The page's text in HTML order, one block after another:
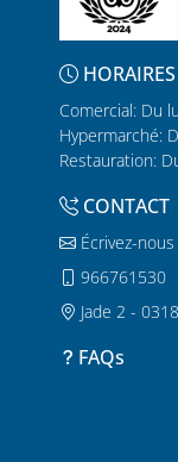
HORAIRES
Comercial: Du
Hypermarché:
Restauration:
CONTACT
Écrivez-nous
966761530
Jade 2 -
FAQs